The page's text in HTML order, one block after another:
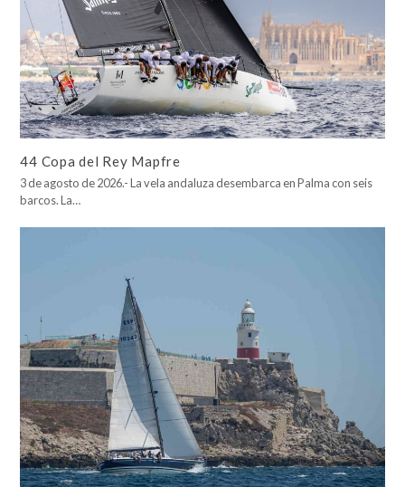
44 Copa del Rey Mapfre
3 de agosto de 2026.- La vela andaluza desembarca en Palma con seis
barcos. La…